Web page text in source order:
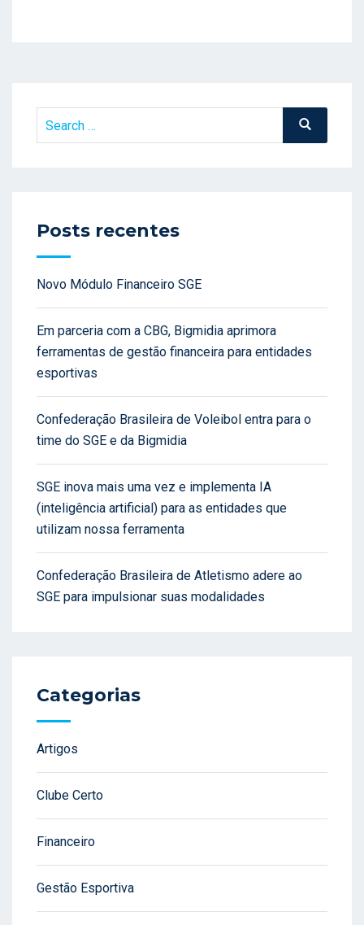
Search
Search
Posts recentes
Novo Módulo Financeiro SGE
Em parceria com a CBG, Bigmidia aprimora
ferramentas de gestão financeira para entidades
esportivas
Confederação Brasileira de Voleibol entra para o
time do SGE e da Bigmidia
SGE inova mais uma vez e implementa IA
(inteligência artificial) para as entidades que
utilizam nossa ferramenta
Confederação Brasileira de Atletismo adere ao
SGE para impulsionar suas modalidades
Categorias
Artigos
Clube Certo
Financeiro
Gestão Esportiva